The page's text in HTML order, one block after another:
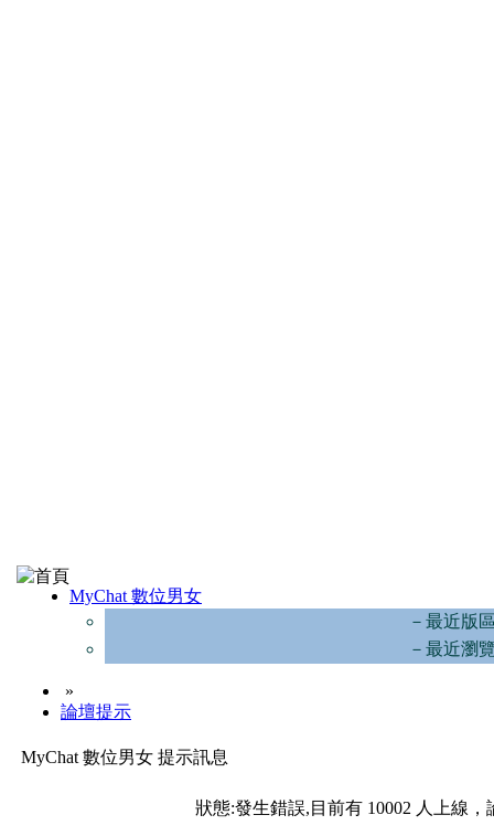
MyChat 數位男女
－最近版
－最近瀏
»
論壇提示
MyChat 數位男女 提示訊息
狀態:發生錯誤,目前有 10002 人上線